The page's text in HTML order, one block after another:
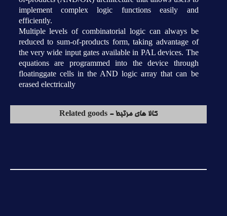
implement complex logic functions easily and
efficiently.
Multiple levels of combinatorial logic can always be
reduced to sum-of-products form, taking advantage of
the very wide input gates available in PAL devices. The
equations are programmed into the device through
floatinggate cells in the AND logic array that can be
erased electrically
کالا های مرتبط - Related goods